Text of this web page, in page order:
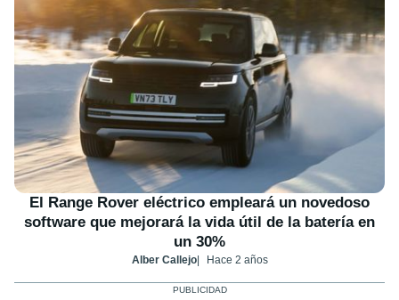
El Range Rover eléctrico empleará un novedoso
software que mejorará la vida útil de la batería en
un 30%
Alber Callejo Hace 2 años